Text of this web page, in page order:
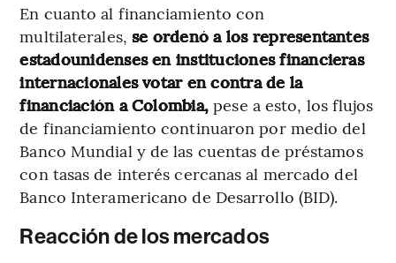
En cuanto al financiamiento con
multilaterales, se ordenó a los representantes
estadounidenses en instituciones financieras
internacionales votar en contra de la
financiación a Colombia, pese a esto, los flujos
de financiamiento continuaron por medio del
Banco Mundial y de las cuentas de préstamos
con tasas de interés cercanas al mercado del
Banco Interamericano de Desarrollo (BID).
Reacción de los mercados